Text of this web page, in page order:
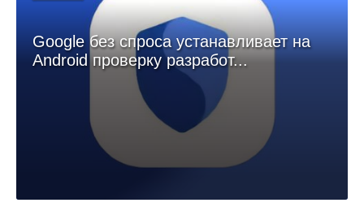
Google без спроса устанавливает на
Android проверку разработ...